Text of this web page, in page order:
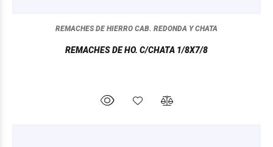
REMACHES DE HIERRO CAB. REDONDA Y CHATA
REMACHES DE HO. C/CHATA 1/8X7/8